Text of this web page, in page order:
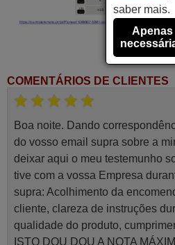
COMENTÁRIOS DE CLIENTES
Boa noite. Dando
do vosso email supra sobre a
deixar aqui o meu testemunho
tive com a vossa Empresa
supra: Acolhimento da
cliente, clareza de instruções
qualidade do produto,
ISTO DOU DOU A NOTA
saber mais.
Apenas